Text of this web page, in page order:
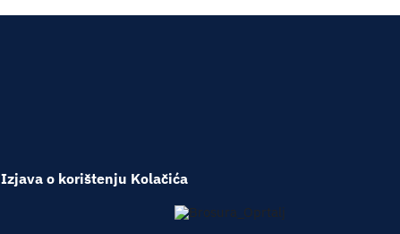
Izjava o korištenju Kolačića